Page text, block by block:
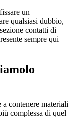
un
qualsiasi dubbio,
contatti di
sempre qui
contenere materiali
complessa di quel